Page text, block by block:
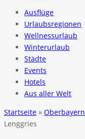
Ausflüge
Urlaubsregionen
Wellnessurlaub
Winterurlaub
Städte
Events
Hotels
Aus aller Welt
Startseite » Oberbayern
Lenggries